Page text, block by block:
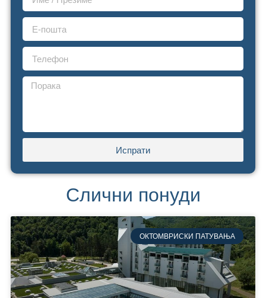
Испрати
Слични понуди
ОКТОМВРИСКИ ПАТУВАЊА